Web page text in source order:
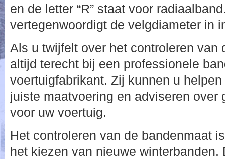
en de letter “R” staat voor
vertegenwoordigt de velgdiameter in
Als u twijfelt over het controleren van
altijd terecht bij een professionele
voertuigfabrikant. Zij kunnen u
juiste maatvoering en adviseren over
voor uw voertuig.
Het controleren van de bandenmaat
het kiezen van nieuwe winterbanden.